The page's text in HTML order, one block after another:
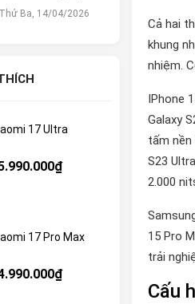
Cả hai
khung
nhiệm.
IPhone
Galaxy
tấm nền
S23
2.000
15 Pro
trải
Cấu
Người Thân, Không
Thứ Ba, 14/04/2026
17 Ultra
17 Pro Max